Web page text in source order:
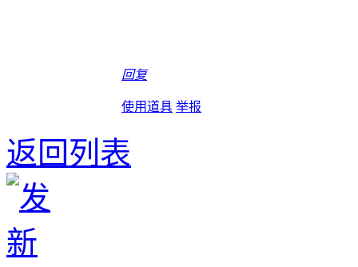
回复
使用道具 举报
返回列表